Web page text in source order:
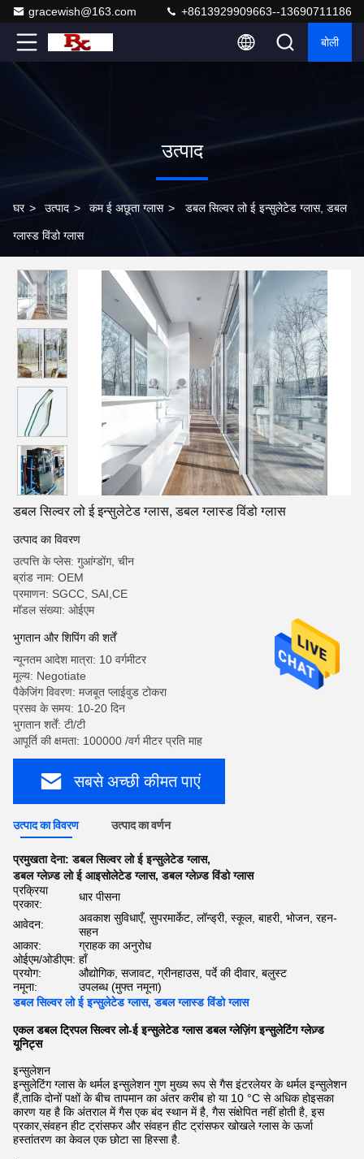
gracewish@163.com +8613929909663--13690711186
बोली
उत्पाद
घर > उत्पाद > कम ई अछूता ग्लास > डबल सिल्वर लो ई इन्सुलेटेड ग्लास, डबल
ग्लास्ड विंडो ग्लास
डबल सिल्वर लो ई इन्सुलेटेड ग्लास, डबल ग्लास्ड विंडो ग्लास
उत्पाद का विवरण
उत्पत्ति के प्लेस: गुआंग्डोंग, चीन
ब्रांड नाम: OEM
प्रमाणन: SGCC, SAI,CE
मॉडल संख्या: ओईएम
भुगतान और शिपिंग की शर्तें
न्यूनतम आदेश मात्रा: 10 वर्गमीटर
मूल्य: Negotiate
पैकेजिंग विवरण: मजबूत प्लाईवुड टोकरा
प्रसव के समय: 10-20 दिन
भुगतान शर्तें: टी/टी
आपूर्ति की क्षमता: 100000 /वर्ग मीटर प्रति माह
सबसे अच्छी कीमत पाएं
उत्पाद का विवरण उत्पाद का वर्णन
प्रमुखता देना:डबल सिल्वर लो ई इन्सुलेटेड ग्लास,
डबल ग्लेज़्ड लो ई आइसोलेटेड ग्लास,डबल ग्लेज़्ड विंडो ग्लास
प्रक्रिया
प्रकार:
धार पीसना
आवेदन:
अवकाश सुविधाएँ, सुपरमार्केट, लॉन्ड्री, स्कूल, बाहरी, भोजन, रहन-
सहन
आकार:
ग्राहक का अनुरोध
ओईएम/ओडीएम: हाँ
प्रयोग:
औद्योगिक, सजावट, ग्रीनहाउस, पर्दे की दीवार, बलुस्ट
नमूना:
उपलब्ध (मुफ्त नमूना)
डबल सिल्वर लो ई इन्सुलेटेड ग्लास, डबल ग्लास्ड विंडो ग्लास
एकल डबल ट्रिपल सिल्वर लो-ई इन्सुलेटेड ग्लास डबल ग्लेज़िंग इन्सुलेटिंग ग्लेज़्ड
यूनिट्स
इन्सुलेशन
इन्सुलेटिंग ग्लास के थर्मल इन्सुलेशन गुण मुख्य रूप से गैस इंटरलेयर के थर्मल इन्सुलेशन
हैं,ताकि दोनों पक्षों के बीच तापमान का अंतर करीब हो या 10 °C से अधिक होइसका
कारण यह है कि अंतराल में गैस एक बंद स्थान में है, गैस संक्षेपित नहीं होती है, इस
प्रकार,संवहन हीट ट्रांसफर और संवहन हीट ट्रांसफर खोखले ग्लास के ऊर्जा
हस्तांतरण का केवल एक छोटा सा हिस्सा है.